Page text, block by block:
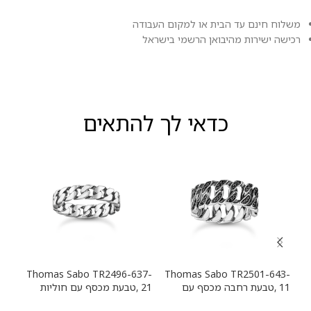
משלוח חינם עד הבית או למקום העבודה
רכישה ישירות מהיבואן הרשמי בישראל
כדאי לך להתאים
Thomas Sabo TR2501-643-
11 ,טבעת רחבה מכסף עם
Thomas Sabo TR2496-637-
21 ,טבעת מכסף עם חוליות